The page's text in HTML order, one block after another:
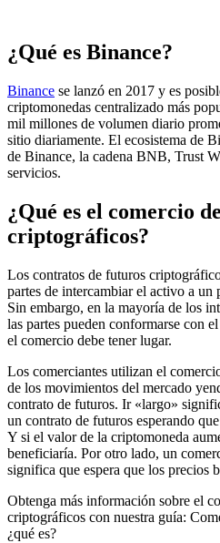
¿Qué es Binance?
Binance se lanzó en 2017 y es
criptomonedas centralizado más
mil millones de volumen diario
sitio diariamente. El ecosistema de
de Binance, la cadena BNB, Trust
servicios.
¿Qué es el comercio
criptográficos?
Los contratos de futuros
partes de intercambiar el activo a un
Sin embargo, en la mayoría de los
las partes pueden conformarse con
el comercio debe tener lugar.
Los comerciantes utilizan el
de los movimientos del mercado
contrato de futuros. Ir «largo»
un contrato de futuros esperando
Y si el valor de la criptomoneda
beneficiaría. Por otro lado, un
significa que espera que los precios
Obtenga más información sobre el
criptográficos con nuestra guía:
¿qué es?